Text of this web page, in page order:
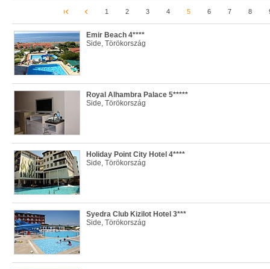
1 2 3 4 5 6 7 8
Emir Beach 4****
Side, Törökország
Royal Alhambra Palace 5*****
Side, Törökország
Holiday Point City Hotel 4****
Side, Törökország
Syedra Club Kizilot Hotel 3***
Side, Törökország